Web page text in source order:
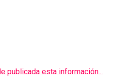
publicada esta información...